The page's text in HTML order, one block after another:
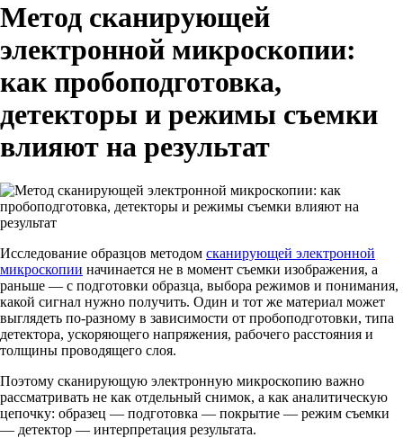
Метод сканирующей
электронной микроскопии:
как пробоподготовка,
детекторы и режимы съемки
влияют на результат
Исследование образцов методом сканирующей электронной
микроскопии начинается не в момент съемки изображения, а
раньше — с подготовки образца, выбора режимов и понимания,
какой сигнал нужно получить. Один и тот же материал может
выглядеть по-разному в зависимости от пробоподготовки, типа
детектора, ускоряющего напряжения, рабочего расстояния и
толщины проводящего слоя.
Поэтому сканирующую электронную микроскопию важно
рассматривать не как отдельный снимок, а как аналитическую
цепочку: образец — подготовка — покрытие — режим съемки
— детектор — интерпретация результата.